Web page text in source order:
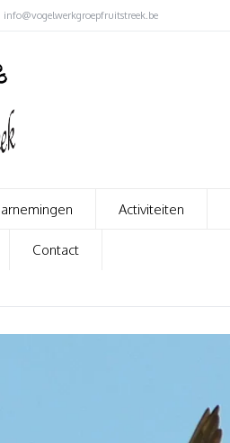
Activiteiten
Contact